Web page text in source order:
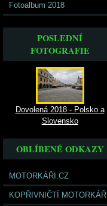
Fotoalbum 2018
POSLEDNÍ
FOTOGRAFIE
Dovolená 2018 - Polsko a
Slovensko
OBLÍBENÉ ODKAZY
MOTORKÁŘI.CZ
KOPŘIVNIČTÍ MOTORKÁŘI